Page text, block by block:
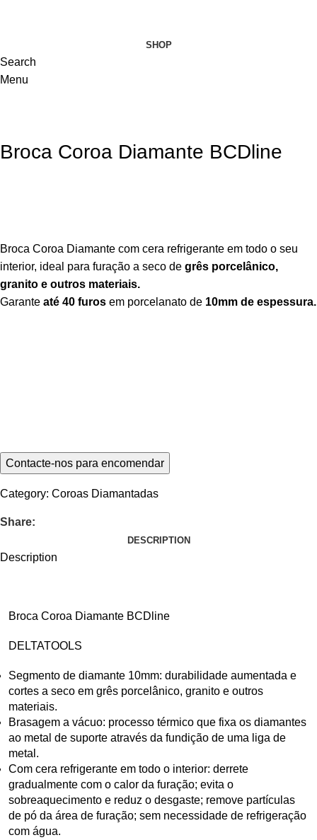
SHOP
Search
Menu
Broca Coroa Diamante BCDline
Broca Coroa Diamante com cera refrigerante em todo o seu
interior, ideal para furação a seco de grês porcelânico,
granito e outros materiais.
Garante até 40 furos em porcelanato de 10mm de espessura.
Category: Coroas Diamantadas
Share:
DESCRIPTION
Description
Broca Coroa Diamante BCDline
DELTATOOLS
Segmento de diamante 10mm: durabilidade aumentada e
cortes a seco em grês porcelânico, granito e outros
materiais.
Brasagem a vácuo: processo térmico que fixa os diamantes
ao metal de suporte através da fundição de uma liga de
metal.
Com cera refrigerante em todo o interior: derrete
gradualmente com o calor da furação; evita o
sobreaquecimento e reduz o desgaste; remove partículas
de pó da área de furação; sem necessidade de refrigeração
com água.